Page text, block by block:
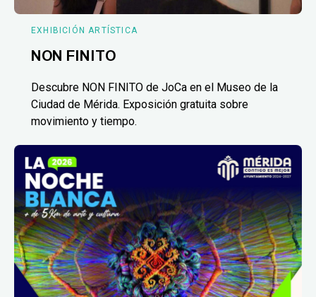
EXHIBICIÓN ARTÍSTICA
NON FINITO
Descubre NON FINITO de JoCa en el Museo de la
Ciudad de Mérida. Exposición gratuita sobre
movimiento y tiempo.